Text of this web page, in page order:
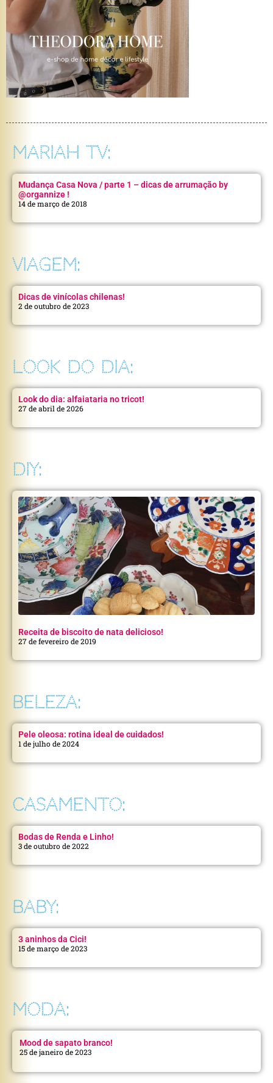
MARIAH TV:
Mudança Casa Nova / parte 1 – dicas de arrumação by
@organnize !
14 de março de 2018
VIAGEM:
Dicas de vinícolas chilenas!
2 de outubro de 2023
LOOK DO DIA:
Look do dia: alfaiataria no tricot!
27 de abril de 2026
DIY:
Receita de biscoito de nata delicioso!
27 de fevereiro de 2019
BELEZA:
Pele oleosa: rotina ideal de cuidados!
1 de julho de 2024
CASAMENTO:
Bodas de Renda e Linho!
3 de outubro de 2022
BABY:
3 aninhos da Cici!
15 de março de 2023
MODA:
Mood de sapato branco!
25 de janeiro de 2023